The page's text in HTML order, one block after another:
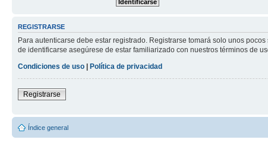
REGISTRARSE
Para autenticarse debe estar registrado. Registrarse tomará solo unos
de identificarse asegúrese de estar familiarizado con nuestros términos de
Condiciones de uso
Política de privacidad
Registrarse
Índice general